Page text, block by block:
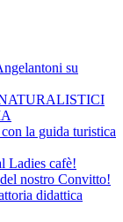
su
la guida turistica
Ladies cafè!
nostro Convitto!
didattica